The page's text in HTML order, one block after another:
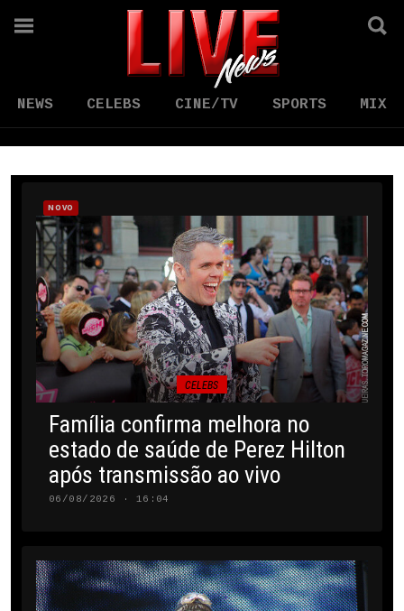
NEWS CELEBS CINE/TV SPORTS MIX
NOVO
CELEBS
Família confirma melhora no
estado de saúde de Perez Hilton
após transmissão ao vivo
06/08/2026 · 16:04